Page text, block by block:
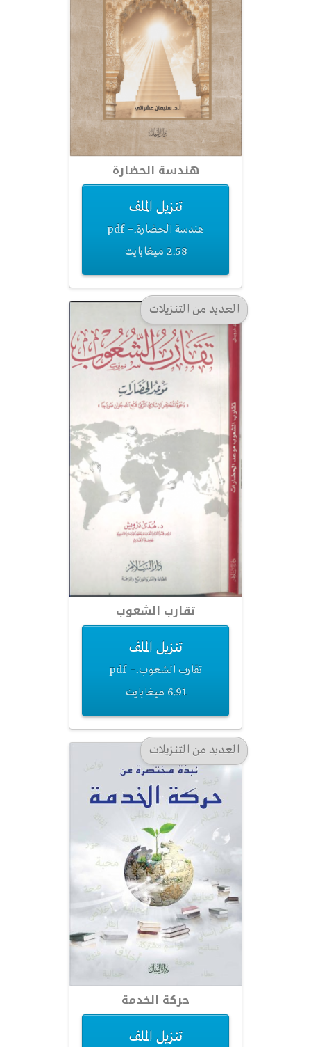
هندسة الحضارة
تنزيل الملف
هندسة الحضارة.pdf –
2.58 ميغابايت
العديد من التنزيلات
تقارب الشعوب
تنزيل الملف
تقارب الشعوب.pdf –
6.91 ميغابايت
العديد من التنزيلات
حركة الخدمة
تنزيل الملف